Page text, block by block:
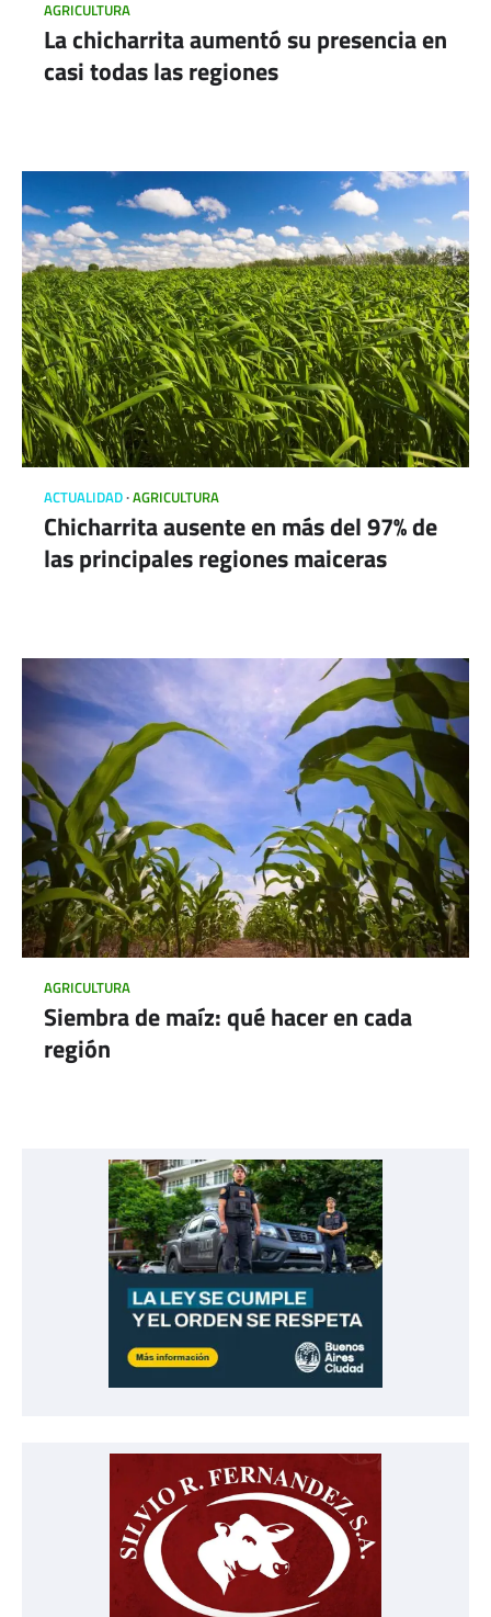
AGRICULTURA
La chicharrita aumentó su presencia en
casi todas las regiones
ACTUALIDAD AGRICULTURA
Chicharrita ausente en más del 97% de
las principales regiones maiceras
AGRICULTURA
Siembra de maíz: qué hacer en cada
región